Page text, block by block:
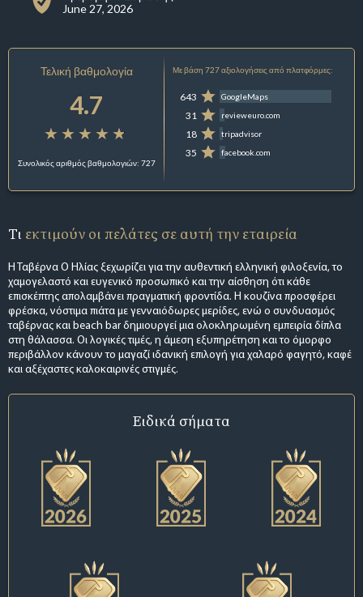
June 27, 2026
Τελική βαθμολογία
4.7
Συνολικός αριθμός βαθμολογιών: 727
Με βάση 727 αξιολογήσεις από πλατφόρμες:
643 GoogleMaps
31 revieweuro.com
18 tripadvisor
35 facebook.com
Τι εκτιμούν οι πελάτες σε αυτή την εταιρεία
Η Ταβέρνα Ο Ηλίας ξεχωρίζει για την αυθεντική ελληνική φιλοξενία, το
χαμογελαστό και ευγενικό προσωπικό και την αίσθηση ότι κάθε
επισκέπτης απολαμβάνει πραγματική φροντίδα. Η κουζίνα προσφέρει
φρέσκα, νόστιμα πιάτα με γενναιόδωρες μερίδες, ενώ ο συνδυασμός
ταβέρνας και beach bar δημιουργεί μια ολοκληρωμένη εμπειρία δίπλα
στη θάλασσα. Οι λογικές τιμές, η άμεση εξυπηρέτηση και το όμορφο
περιβάλλον κάνουν το μαγαζί ιδανική επιλογή για χαλαρό φαγητό, καφέ
και αξέχαστες καλοκαιρινές στιγμές.
Ειδικά σήματα